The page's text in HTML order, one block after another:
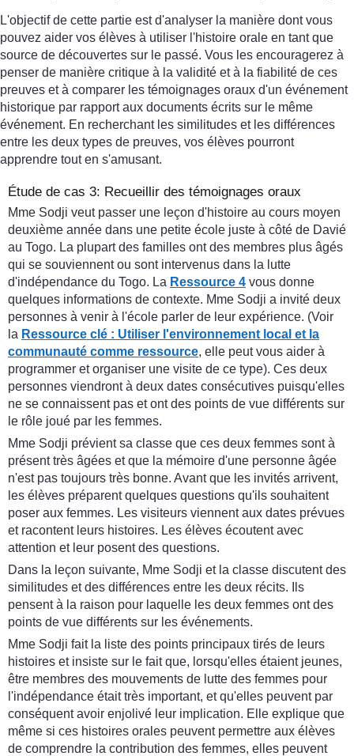
L'objectif de cette partie est d'analyser la manière dont vous
pouvez aider vos élèves à utiliser l'histoire orale en tant que
source de découvertes sur le passé. Vous les encouragerez à
penser de manière critique à la validité et à la fiabilité de ces
preuves et à comparer les témoignages oraux d'un événement
historique par rapport aux documents écrits sur le même
événement. En recherchant les similitudes et les différences
entre les deux types de preuves, vos élèves pourront
apprendre tout en s'amusant.
Étude de cas 3: Recueillir des témoignages oraux
Mme Sodji veut passer une leçon d'histoire au cours moyen
deuxième année dans une petite école juste à côté de Davié
au Togo. La plupart des familles ont des membres plus âgés
qui se souviennent ou sont intervenus dans la lutte
d'indépendance du Togo. La Ressource 4 vous donne
quelques informations de contexte. Mme Sodji a invité deux
personnes à venir à l'école parler de leur expérience. (Voir
la Ressource clé : Utiliser l'environnement local et la
communauté comme ressource, elle peut vous aider à
programmer et organiser une visite de ce type). Ces deux
personnes viendront à deux dates consécutives puisqu'elles
ne se connaissent pas et ont des points de vue différents sur
le rôle joué par les femmes.
Mme Sodji prévient sa classe que ces deux femmes sont à
présent très âgées et que la mémoire d'une personne âgée
n'est pas toujours très bonne. Avant que les invités arrivent,
les élèves préparent quelques questions qu'ils souhaitent
poser aux femmes. Les visiteurs viennent aux dates prévues
et racontent leurs histoires. Les élèves écoutent avec
attention et leur posent des questions.
Dans la leçon suivante, Mme Sodji et la classe discutent des
similitudes et des différences entre les deux récits. Ils
pensent à la raison pour laquelle les deux femmes ont des
points de vue différents sur les événements.
Mme Sodji fait la liste des points principaux tirés de leurs
histoires et insiste sur le fait que, lorsqu'elles étaient jeunes,
être membres des mouvements de lutte des femmes pour
l'indépendance était très important, et qu'elles peuvent par
conséquent avoir enjolivé leur implication. Elle explique que
même si ces histoires orales peuvent permettre aux élèves
de comprendre la contribution des femmes, elles peuvent